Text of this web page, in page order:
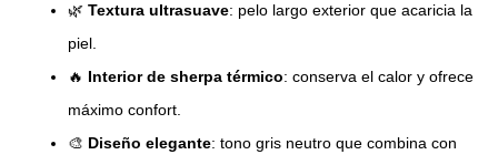
🌿 Textura ultrasuave: pelo largo exterior que acaricia la
piel.
🔥 Interior de sherpa térmico: conserva el calor y ofrece
máximo confort.
🎨 Diseño elegante: tono gris neutro que combina con